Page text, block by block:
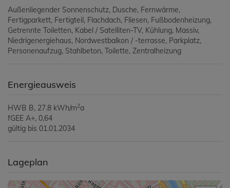
Außenliegender Sonnenschutz Dusche Fernwärme
Fertigparkett Fertigteil Flachdach Fliesen Fußbodenheizung
Getrennte Toiletten Kabel / Satelliten-TV Kühlung Massiv
Niedrigenergiehaus Nordwestbalkon / -terrasse Parkplatz
Personenaufzug Stahlbeton Toilette Zentralheizung
Energieausweis
HWB B, 27.8 kWh/m2a
fGEE A+, 0,64
gültig bis 01.01.2034
Lageplan